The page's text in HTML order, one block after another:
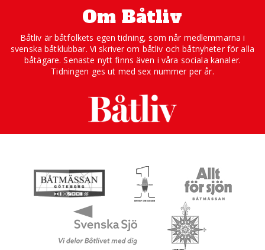
Om Båtliv
Båtliv är båtfolkets egen tidning, som når medlemmarna i
svenska båtklubbar. Vi skriver om båtliv och båtnyheter för alla
båtägare. Senaste nytt finns även i våra sociala kanaler.
Tidningen ges ut med sex nummer per år.